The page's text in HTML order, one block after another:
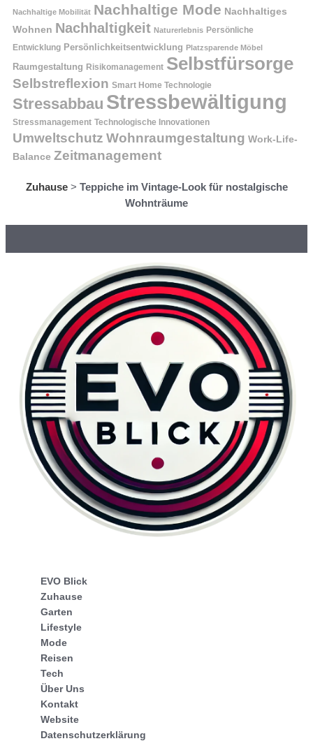
Nachhaltige Mobilität Nachhaltige Mode Nachhaltiges
Wohnen Nachhaltigkeit Naturerlebnis Persönliche
Entwicklung Persönlichkeitsentwicklung Platzsparende Möbel
Raumgestaltung Risikomanagement Selbstfürsorge
Selbstreflexion Smart Home Technologie
Stressabbau Stressbewältigung
Stressmanagement Technologische Innovationen
Umweltschutz Wohnraumgestaltung Work-Life-
Balance Zeitmanagement
Zuhause> Teppiche im Vintage-Look für nostalgische
Wohnträume
EVO Blick
Zuhause
Garten
Lifestyle
Mode
Reisen
Tech
Über Uns
Kontakt
Website
Datenschutzerklärung